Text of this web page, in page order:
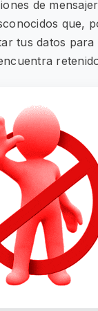
de
que,
tus datos